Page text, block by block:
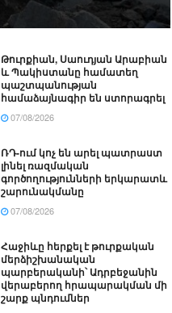
Թուրքիան, Սաուդյան Արաբիան
և Պակիստանը համատեղ
պաշտպանության
համաձայնագիր են ստորագրել
07/08/2026
ՌԴ-ում կոչ են արել պատրաստ
լինել ռազմական
գործողությունների երկարատև
շարունակմանը
07/08/2026
Հաջիևը հերքել է թուրքական
մերձիշխանական
պարբերականի՝ Ադրբեջանին
վերաբերող հրապարակման մի
շարք պնդումներ